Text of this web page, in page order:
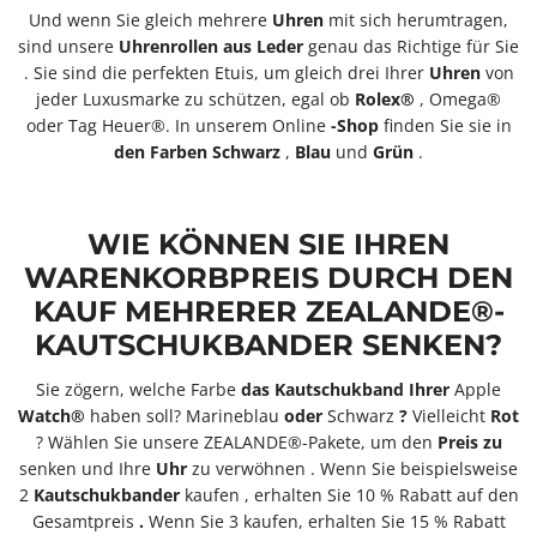
Und wenn Sie gleich mehrere Uhren mit sich herumtragen,
sind unsere Uhrenrollen aus Leder genau das Richtige für Sie
. Sie sind die perfekten Etuis, um gleich drei Ihrer Uhren von
jeder Luxusmarke zu schützen, egal ob Rolex® , Omega®
oder Tag Heuer®. In unserem Online -Shop finden Sie sie in
den Farben Schwarz , Blau und Grün .
WIE KÖNNEN SIE IHREN
WARENKORBPREIS DURCH DEN
KAUF MEHRERER ZEALANDE®-
KAUTSCHUKBANDER SENKEN?
Sie zögern, welche Farbe das Kautschukband Ihrer Apple
Watch® haben soll? Marineblau oder Schwarz ? Vielleicht Rot
? Wählen Sie unsere ZEALANDE®-Pakete, um den Preis zu
senken und Ihre Uhr zu verwöhnen . Wenn Sie beispielsweise
2 Kautschukbanderkaufen , erhalten Sie 10 % Rabatt auf den
Gesamtpreis . Wenn Sie 3 kaufen, erhalten Sie 15 % Rabatt